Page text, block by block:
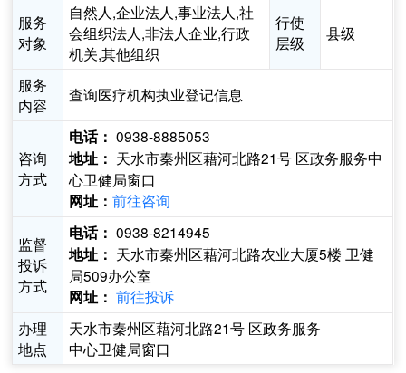
服务
对象
自然人,企业法人,事业法人,社
会组织法人,非法人企业,行政
机关,其他组织
行使
层级
县级
服务
内容
查询医疗机构执业登记信息
咨询
方式
电话： 0938-8885053
地址： 天水市秦州区藉河北路21号 区政务服务中
心卫健局窗口
网址：前往咨询
监督
投诉
方式
电话： 0938-8214945
地址： 天水市秦州区藉河北路农业大厦5楼 卫健
局509办公室
网址： 前往投诉
办理
地点
天水市秦州区藉河北路21号 区政务服务
中心卫健局窗口